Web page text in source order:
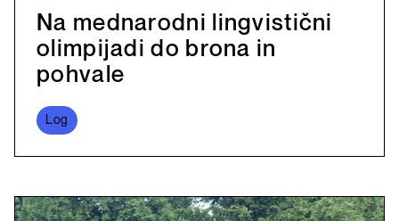
Na mednarodni lingvistični
olimpijadi do brona in
pohvale
Log